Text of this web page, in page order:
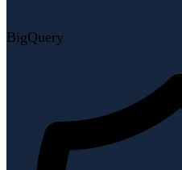
BigQuery